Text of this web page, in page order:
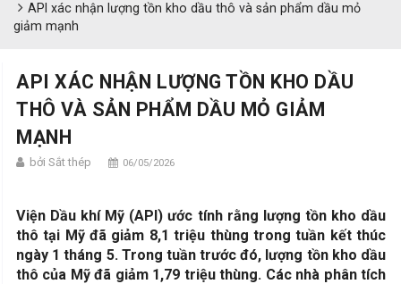
API xác nhận lượng tồn kho dầu thô và sản phẩm dầu mỏ
giảm mạnh
API XÁC NHẬN LƯỢNG TỒN KHO DẦU
THÔ VÀ SẢN PHẨM DẦU MỎ GIẢM
MẠNH
bởi Sắt thép 06/05/2026
Viện Dầu khí Mỹ (API) ước tính rằng lượng tồn kho dầu
thô tại Mỹ đã giảm 8,1 triệu thùng trong tuần kết thúc
ngày 1 tháng 5. Trong tuần trước đó, lượng tồn kho dầu
thô của Mỹ đã giảm 1,79 triệu thùng. Các nhà phân tích